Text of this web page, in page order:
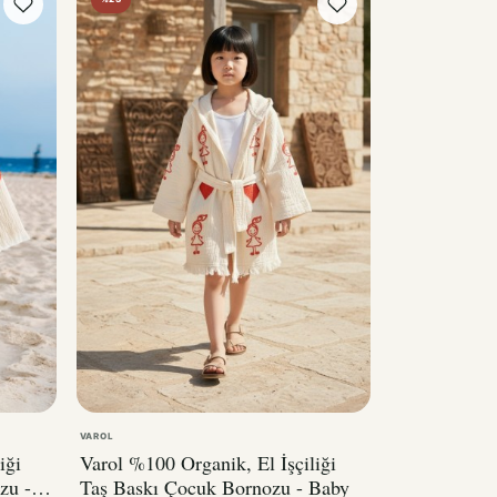
-
VAROL
Varol %100 Organik, El İşçiliği
Taş Baskı Çocuk Bornozu - Baby